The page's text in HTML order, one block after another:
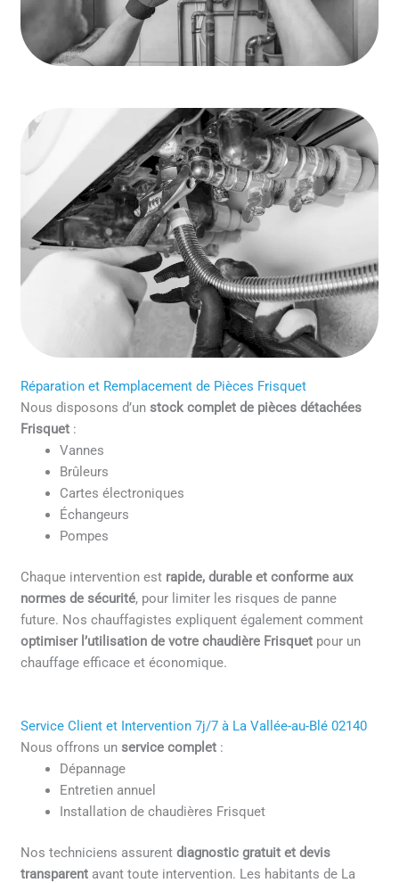
Réparation et Remplacement de Pièces Frisquet
Nous disposons d’unstock complet de pièces détachées
Frisquet :
Vannes
Brûleurs
Cartes électroniques
Échangeurs
Pompes
Chaque intervention est rapide, durable et conforme aux
normes de sécurité, pour limiter les risques de panne
future. Nos chauffagistes expliquent également comment
optimiser l’utilisation de votre chaudière Frisquet pour un
chauffage efficace et économique.
Service Client et Intervention 7j/7 à La Vallée-au-Blé 02140
Nous offrons unservice complet :
Dépannage
Entretien annuel
Installation de chaudières Frisquet
Nos techniciens assurentdiagnostic gratuit et devis
transparent avant toute intervention. Les habitants de La